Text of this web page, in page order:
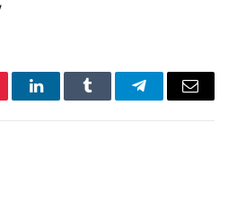
LinkedInTumblr TelegramEmail